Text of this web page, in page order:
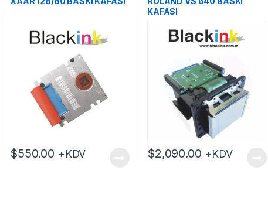
$550.00 +KDV
KAFASI
$2,090.00 +KDV